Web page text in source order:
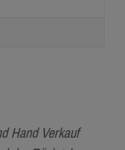
Hand Verkauf